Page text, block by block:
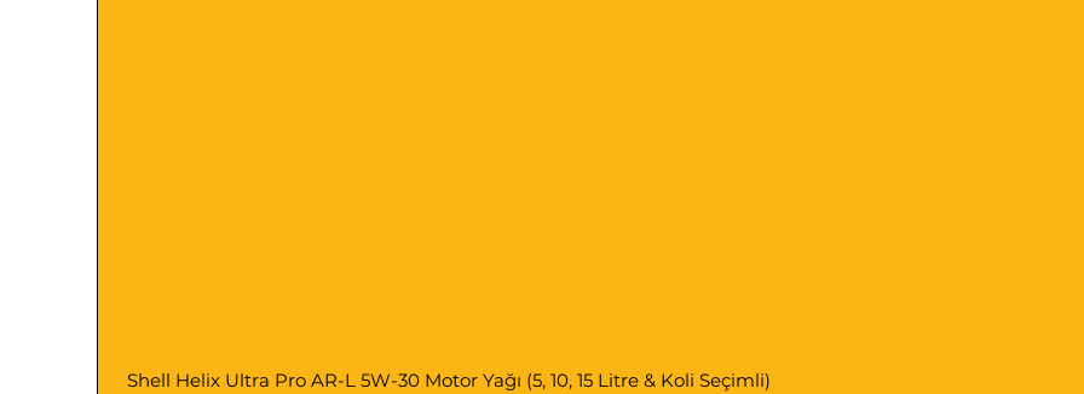
Shell Helix Ultra Pro AR-L 5W-30 Motor Yağı (5, 10, 15 Litre & Koli Seçimli)